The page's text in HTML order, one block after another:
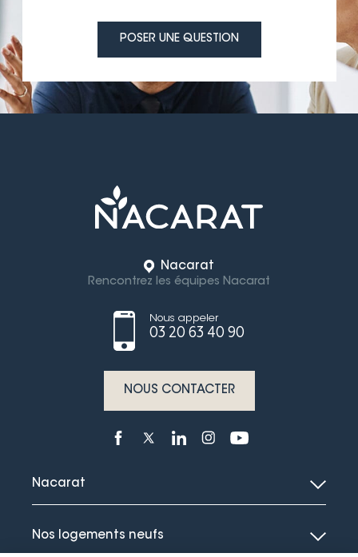
POSER UNE QUESTION
Nacarat
Rencontrez les équipes Nacarat
Nous appeler
03 20 63 40 90
NOUS CONTACTER
Nacarat
Nos logements neufs